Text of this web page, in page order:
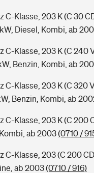
C-Klasse, 203 K (C 30
Diesel, Kombi, ab
C-Klasse, 203 K (C 240
Benzin, Kombi, ab
C-Klasse, 203 K (C 320
Benzin, Kombi, ab
C-Klasse, 203 K (C 200
ab 2003(0710 /
C-Klasse, 203 (C 200
ab 2003(0710 / 916)